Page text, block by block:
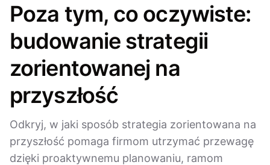
Poza tym, co oczywiste:
budowanie strategii
zorientowanej na
przyszłość
Odkryj, w jaki sposób strategia zorientowana na
przyszłość pomaga firmom utrzymać przewagę
dzięki proaktywnemu planowaniu, ramom